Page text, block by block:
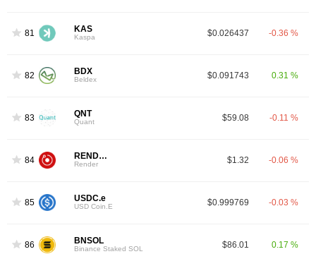
81 KAS
Kaspa $0.026437 -0.36 %
82 BDX
Beldex $0.091743 0.31 %
83 QNT
Quant $59.08 -0.11 %
84 RENDER
Render $1.32 -0.06 %
85 USDC.e
USD Coin.E $0.999769 -0.03 %
86 BNSOL
Binance Staked SOL $86.01 0.17 %